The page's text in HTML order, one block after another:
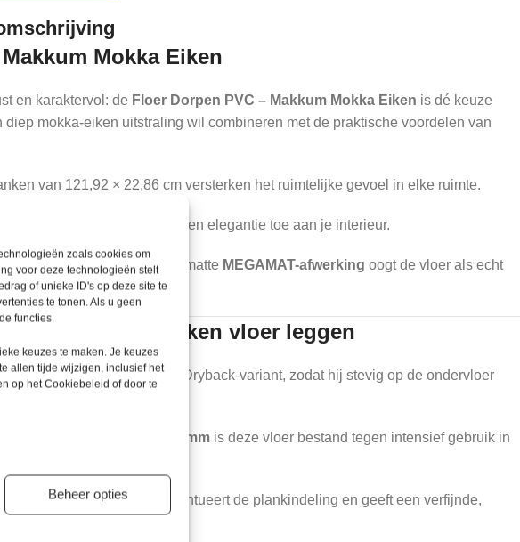
zoals cookies om
voor deze technologieën stelt
of unieke ID's op deze site te
te tonen. Als u geen
functies.
keuzes te maken. Je keuzes
allen tijde wijzigen, inclusief het
op het Cookiebeleid of door te
Beheer opties
Mokka Eiken
en karaktervol: de Floer Dorpen PVC – Makkum Mokka Eiken is dé keuze
diep mokka-eiken uitstraling wil combineren met de praktische voordelen van
van 121,92 × 22,86 cm versterken het ruimtelijke gevoel in elke ruimte.
eikenkleur voegt sfeer en elegantie toe aan je interieur.
houtstructuur en ultramatte MEGAMAT-afwerking oogt de vloer als echt
glans of spiegeling.
Makkum Mokka Eiken vloer leggen
PVC-vloer is een verlijmde Dryback-variant, zodat hij stevig op de ondervloer
voor maximale stabiliteit.
slijtlaag van 0,55 mm is deze vloer bestand tegen intensief gebruik in
vierzijdige microvelling
accentueert de plankindeling en geeft een verfijnde,